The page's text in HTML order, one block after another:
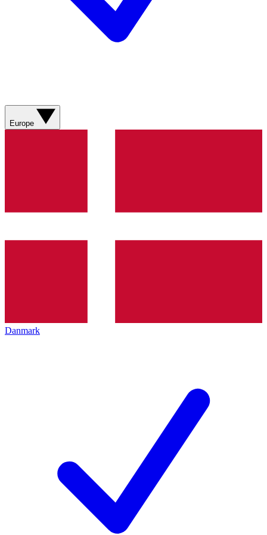
Europe
Danmark